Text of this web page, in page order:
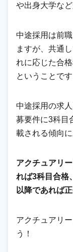
や出身大学な
中途採用は前
ますが、共通
れに応じた合
ということです
中途採用の求
募要件に3科目
載される傾向に
アクチュアリ
れば3科目合格
以降であれば
アクチュアリ
う！